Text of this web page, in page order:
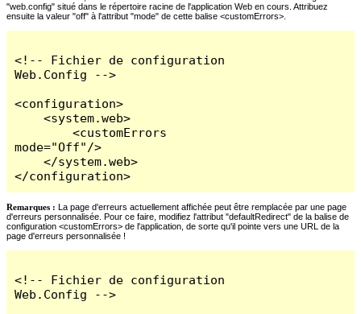
"web.config" situé dans le répertoire racine de l'application Web en cours. Attribuez
ensuite la valeur "off" à l'attribut "mode" de cette balise <customErrors>.
<!-- Fichier de configuration
Web.Config -->
<configuration>
    <system.web>
        <customErrors
mode="Off"/>
    </system.web>
</configuration>
Remarques : La page d'erreurs actuellement affichée peut être remplacée par une page
d'erreurs personnalisée. Pour ce faire, modifiez l'attribut "defaultRedirect" de la balise de
configuration <customErrors> de l'application, de sorte qu'il pointe vers une URL de la
page d'erreurs personnalisée !
<!-- Fichier de configuration
Web.Config -->